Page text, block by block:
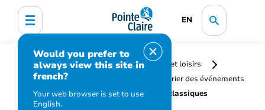
EN
Would you prefer to
always view this site in
french?
Your web browser is set to use
English.
Accueil
Bibliothèque, culture, sports et loisirs
Programmation et inscription
Calendrier des événements
et activités
Essentrics – Étirements classiques